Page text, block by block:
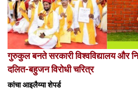
गुरुकुल बनते सरकारी विश्वविद्यालय और
दलित-बहुजन विरोधी चरित्र
कांचा आइलैय्या शेपर्ड